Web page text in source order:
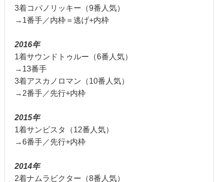
3着コパノリッキー（9番人気）
→1番手／内枠＝逃げ+内枠
2016年
1着サウンドトゥルー（6番人気）
→13番手
3着アスカノロマン（10番人気）
→2番手／先行+内枠
2015年
1着サンビスタ（12番人気）
→6番手／先行+内枠
2014年
2着ナムラビクター（8番人気）